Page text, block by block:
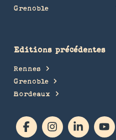
Grenoble
Editions précédentes
Rennes
Grenoble
Bordeaux